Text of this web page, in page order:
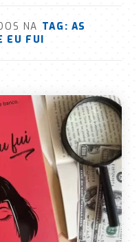
NA TAG: AS
EU FUI